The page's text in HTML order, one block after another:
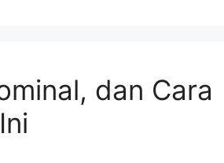
dan Cara